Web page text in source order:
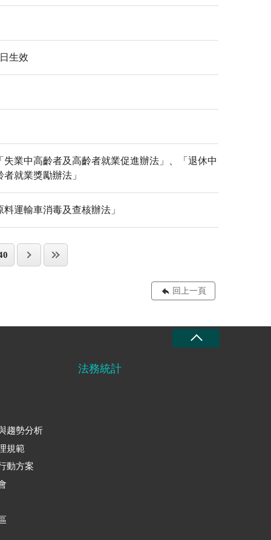
生效
業中高齡者及高齡者就業促進辦法」、「退休中
就業獎勵辦法」
運輸車消毒及查核辦法」
回上一頁
趨勢分析
規範
動方案
法務統計